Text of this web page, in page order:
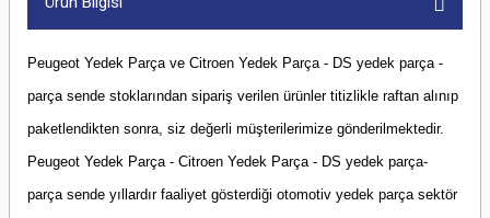
Peugeot Yedek Parça ve Citroen Yedek Parça - DS yedek parça -
parça sende stoklarından sipariş verilen ürünler titizlikle raftan alınıp
paketlendikten sonra, siz değerli müşterilerimize gönderilmektedir.
Peugeot Yedek Parça - Citroen Yedek Parça - DS yedek parça-
parça sende yıllardır faaliyet gösterdiği otomotiv yedek parça sektör